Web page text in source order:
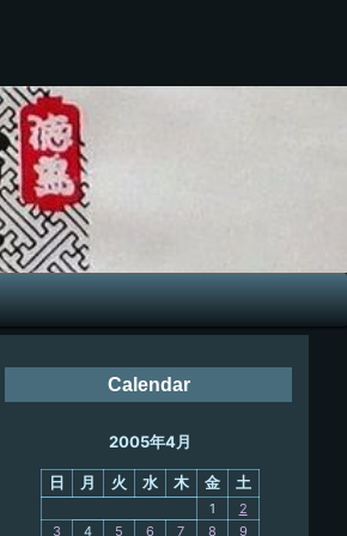
Calendar
2005年4月
日 月 火 水 木 金 土
1
2
3
4 5 6 7 8
9